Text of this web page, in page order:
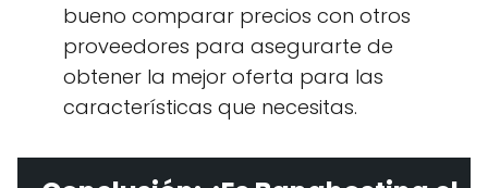
bueno comparar precios con otros
proveedores para asegurarte de
obtener la mejor oferta para las
características que necesitas.